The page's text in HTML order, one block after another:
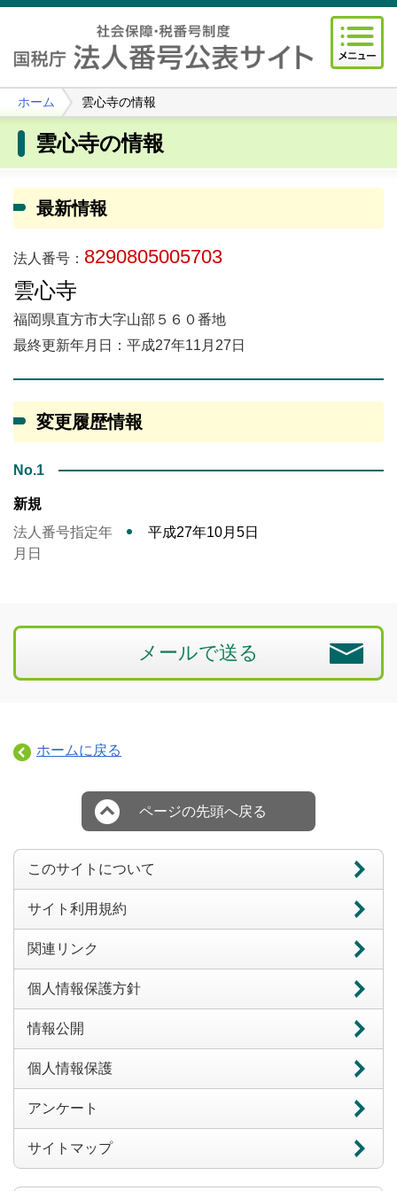
ホーム 雲心寺の情報
雲心寺の情報
最新情報
法人番号： 8290805005703
雲心寺
福岡県直方市大字山部５６０番地
最終更新年月日：平成27年11月27日
変更履歴情報
No.1
新規
法人番号指定年
月日
平成27年10月5日
メールで送る
ホームに戻る
ページの先頭へ戻る
このサイトについて
サイト利用規約
関連リンク
個人情報保護方針
情報公開
個人情報保護
アンケート
サイトマップ